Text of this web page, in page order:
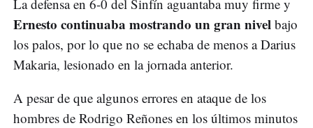
La defensa en 6-0 del Sinfín aguantaba muy firme y
Ernesto continuaba mostrando un gran nivel bajo
los palos, por lo que no se echaba de menos a Darius
Makaria, lesionado en la jornada anterior.
A pesar de que algunos errores en ataque de los
hombres de Rodrigo Reñones en los últimos minutos